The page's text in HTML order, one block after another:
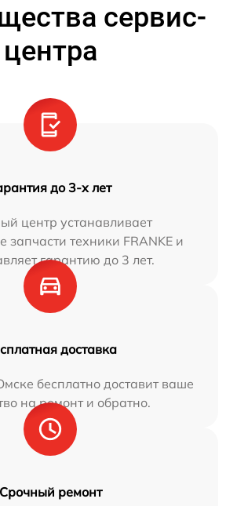
сервис-
центра
до 3-х лет
центр устанавливает
запчасти техники FRANKE и
гарантию до 3 лет.
доставка
бесплатно доставит ваше
на ремонт и обратно.
Срочный ремонт